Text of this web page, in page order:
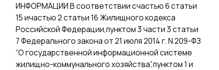
ИНФОРМАЦИИ В соответствии счастью 6 статьи
15 ичастью 2 статьи 16 Жилищного кодекса
Российской Федерации,пунктом 3 части 3 статьи
7 Федерального закона от 21 июля 2014 г. N 209-ФЗ
“О государственной информационной системе
жилищно-коммунального хозяйства”,пунктом 1 и